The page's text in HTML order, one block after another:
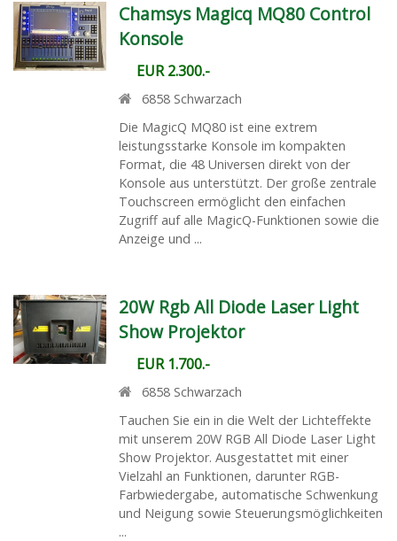
Chamsys Magicq MQ80 Control
Konsole
EUR 2.300.-
6858 Schwarzach
Die MagicQ MQ80 ist eine extrem
leistungsstarke Konsole im kompakten
Format, die 48 Universen direkt von der
Konsole aus unterstützt. Der große zentrale
Touchscreen ermöglicht den einfachen
Zugriff auf alle MagicQ-Funktionen sowie die
Anzeige und ...
20W Rgb All Diode Laser Light
Show Projektor
EUR 1.700.-
6858 Schwarzach
Tauchen Sie ein in die Welt der Lichteffekte
mit unserem 20W RGB All Diode Laser Light
Show Projektor. Ausgestattet mit einer
Vielzahl an Funktionen, darunter RGB-
Farbwiedergabe, automatische Schwenkung
und Neigung sowie Steuerungsmöglichkeiten
...